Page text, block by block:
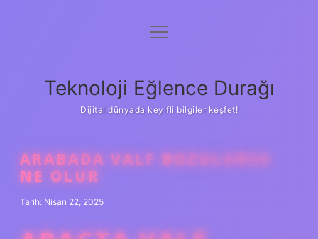
Anasayfa
Yasal Uyarı
menüyü
Teknoloji Eğlence Durağı
Dijital dünyada keyifli bilgiler keşfet!
ARABADA VALF BOZULURSA
NE OLUR
Tarih: Nisan 22, 2025